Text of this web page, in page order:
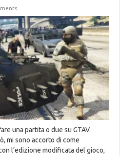
una partita o due su GTAV.
mi sono accorto di come
l’edizione modificata del gioco,